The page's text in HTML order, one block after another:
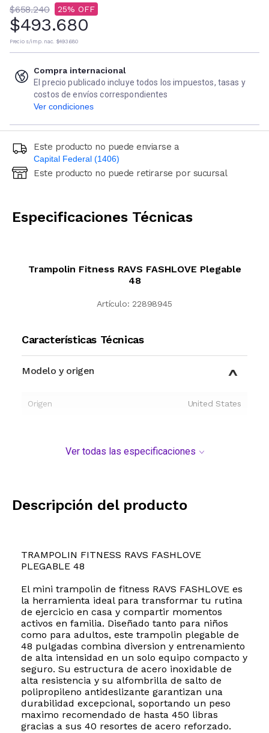
$658.240 25
$493.680
Precio s/imp. nac. $493.680
Compra internacional
El precio publicado incluye todos los impuestos, tasas y
costos de envíos correspondientes
Ver condiciones
Este producto no puede enviarse a
Capital Federal (1406)
Ingresá código postal (sólo números)
Este producto no puede retirarse por sucursal
Especificaciones Técnicas
Trampolin Fitness RAVS FASHLOVE Plegable
48
Artículo: 22898945
Características Técnicas
Modelo y origen
Origen United States
Ver todas las especificaciones
Descripción del producto
TRAMPOLIN FITNESS RAVS FASHLOVE
PLEGABLE 48
El mini trampolin de fitness RAVS FASHLOVE es
la herramienta ideal para transformar tu rutina
de ejercicio en casa y compartir momentos
activos en familia. Diseñado tanto para niños
como para adultos, este trampolin plegable de
48 pulgadas combina diversion y entrenamiento
de alta intensidad en un solo equipo compacto y
seguro. Su estructura de acero inoxidable de
alta resistencia y su alfombrilla de salto de
polipropileno antideslizante garantizan una
durabilidad excepcional, soportando un peso
maximo recomendado de hasta 450 libras
gracias a sus 40 resortes de acero reforzado.